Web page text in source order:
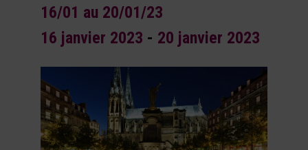
16/01 au 20/01/23
16 janvier 2023 - 20 janvier 2023